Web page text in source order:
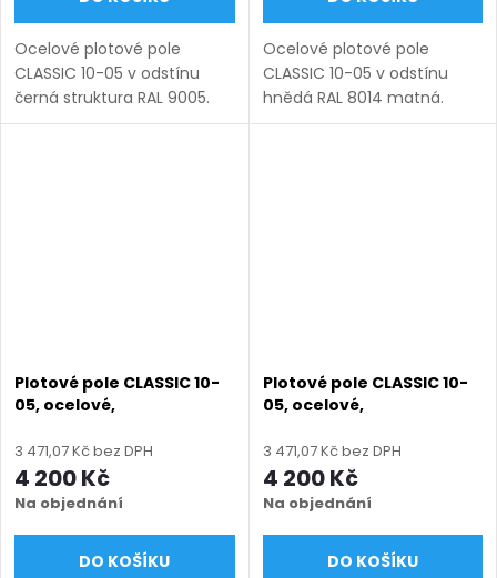
Ocelové plotové pole
CLASSIC 10-05 v odstínu
černá struktura RAL 9005.
Bezúdržbová ocel (žárový
Ocelové plotové pole
CLASSIC 10-05 v odstínu
hnědá RAL 8014 matná.
Bezúdržbová ocel (žárový
Plotové pole CLASSIC 10-
05, ocelové,
(šířka 100–3300 mm,
výška 450–1750 mm),
hnědá RAL 8019 matná
3 471,07 Kč bez DPH
4 200 Kč
Na objednání
DO KOŠÍKU
Plotové pole CLASSIC 10-
05, ocelové,
(šířka 100–3300 mm,
výška 450–1750 mm),
modrá RAL 5010 matná
3 471,07 Kč bez DPH
4 200 Kč
Na objednání
DO KOŠÍKU